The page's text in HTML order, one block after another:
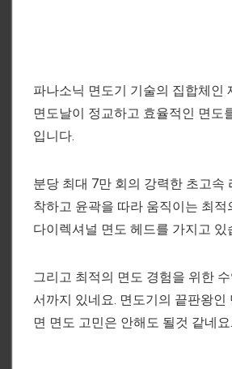
파나소닉 면도기 기술의 집합체인
면도날이 정교하고 효율적인 면도
입니다.
분당 최대 7만 회의 강력한 초고속
착하고 윤곽을 따라 움직이는 최적
다이렉셔널 면도 헤드를 가지고 있
그리고 최적의 면도 경험을 위한
서까지 있네요. 면도기의 끝판왕인
면 면도 고민은 안해도 될것 같네요.